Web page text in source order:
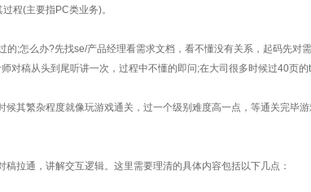
程(主要指PC类业务)。
么办?先找se/产品经理看需求文档，看不懂没有关系，起码先对
稿从头到尾听讲一次，过程中不懂的即问;在大司很多时候过40页
繁杂程度就像玩游戏通关，过一个级别难度高一点，等通关完毕
拉通，讲解交互逻辑。这里需要理清的具体内容包括以下几点：